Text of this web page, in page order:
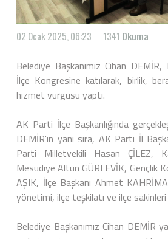
02 Ocak 2025, 06:23 1341 Okuma
Belediye Başkanımız Cihan
İlçe Kongresine katılarak, birlik,
hizmet vurgusu yaptı.
AK Parti İlçe Başkanlığında
DEMİR'in yanı sıra, AK Parti İl
Parti Milletvekili Hasan ÇİLEZ,
Mesudiye Altun GÜRLEVİK, Gençlik
AŞIK, İlçe Başkanı Ahmet
yönetimi, ilçe teşkilatı ve ilçe sakinleri
Belediye Başkanımız Cihan DEMİR